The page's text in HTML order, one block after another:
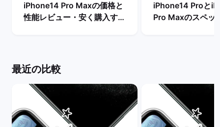
iPhone14 Pro Maxの価格と
性能レビュー・安く購入する
iPhone14 Proと
Pro Maxのスペッ
最近の比較